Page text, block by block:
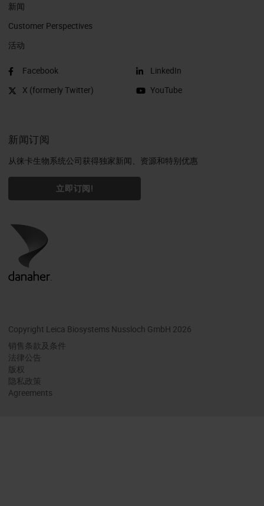
新闻
Customer Perspectives​
活动
Facebook
X (formerly Twitter)
LinkedIn
YouTube
新闻订阅
从徕卡生物系统公司获得独家新闻、资源和特别优惠
立即订阅!
Copyright Leica Biosystems Nussloch GmbH 2026
销售条款及条件
法律公告
版权
隐私政策
Agreements